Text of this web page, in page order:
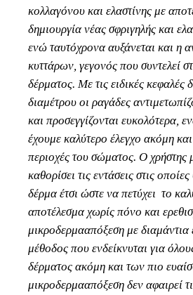
κολλαγόνου και ελαστίνης με
δημιουργία νέας σφριγηλής και
ενώ ταυτόχρονα αυξάνεται και η
κυττάρων, γεγονός που συντελεί
δέρματος. Με τις ειδικές κεφαλές
διαμέτρου οι ραγάδες
και προσεγγίζονται ευκολότερα,
έχουμε καλύτερο έλεγχο ακόμη
περιοχές του σώματος. Ο χρήστης
καθορίσει τις εντάσεις στις
δέρμα έτσι ώστε να πετύχει το
αποτέλεσμα χωρίς πόνο και
μικροδερμααπόξεση με διαμάντια
μέθοδος που ενδείκνυται για
δέρματος ακόμη και των πιο
μικροδερμααπόξεση δεν αφαιρεί